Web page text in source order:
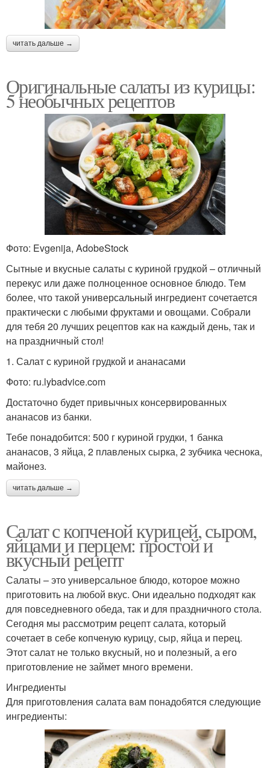
читать дальше →
Оригинальные салаты из курицы:
5 необычных рецептов
Фото: Evgenija, AdobeStock
Сытные и вкусные салаты с куриной грудкой – отличный
перекус или даже полноценное основное блюдо. Тем
более, что такой универсальный ингредиент сочетается
практически с любыми фруктами и овощами. Собрали
для тебя 20 лучших рецептов как на каждый день, так и
на праздничный стол!
1. Салат с куриной грудкой и ананасами
Фото: ru.lybadvice.com
Достаточно будет привычных консервированных
ананасов из банки.
Тебе понадобится: 500 г куриной грудки, 1 банка
ананасов, 3 яйца, 2 плавленых сырка, 2 зубчика чеснока,
майонез.
читать дальше →
Салат с копченой курицей, сыром,
яйцами и перцем: простой и
вкусный рецепт
Салаты – это универсальное блюдо, которое можно
приготовить на любой вкус. Они идеально подходят как
для повседневного обеда, так и для праздничного стола.
Сегодня мы рассмотрим рецепт салата, который
сочетает в себе копченую курицу, сыр, яйца и перец.
Этот салат не только вкусный, но и полезный, а его
приготовление не займет много времени.
Ингредиенты
Для приготовления салата вам понадобятся следующие
ингредиенты: